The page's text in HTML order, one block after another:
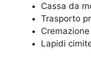
Cassa da
Trasporto
Lapidi